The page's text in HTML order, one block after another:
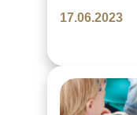
v přírodě v
A můžeme
hotel v
nedaleko…
17.06.2023